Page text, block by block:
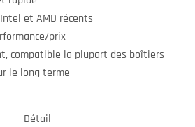
et AMD récents
prix
compatible la plupart des boîtiers
le long terme
Détail